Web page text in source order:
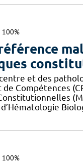
100%
et des
Compétences
100%